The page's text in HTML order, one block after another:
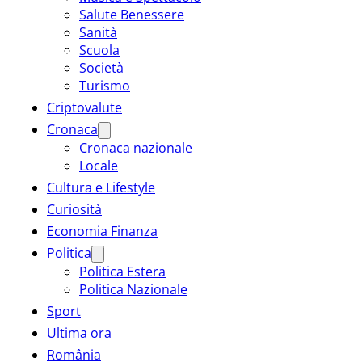
Salute Benessere
Sanità
Scuola
Società
Turismo
Criptovalute
Cronaca
Cronaca nazionale
Locale
Cultura e Lifestyle
Curiosità
Economia Finanza
Politica
Politica Estera
Politica Nazionale
Sport
Ultima ora
România